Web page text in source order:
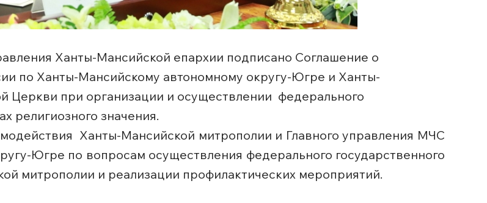
Ханты-Мансийской епархии подписано Соглашение о
по Ханты-Мансийскому автономному округу-Югре и Ханты-
Церкви при организации и осуществлении федерального
религиозного значения.
Ханты-Мансийской митрополии и Главного управления МЧС
Югре по вопросам осуществления федерального государственного
митрополии и реализации профилактических мероприятий.